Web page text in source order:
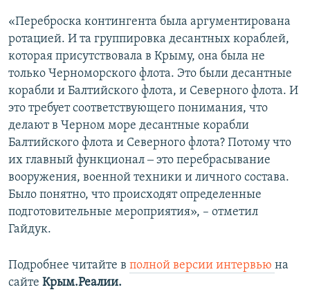
«Переброска контингента была аргументирована
ротацией. И та группировка десантных кораблей,
которая присутствовала в Крыму, она была не
только Черноморского флота. Это были десантные
корабли и Балтийского флота, и Северного флота. И
это требует соответствующего понимания, что
делают в Черном море десантные корабли
Балтийского флота и Северного флота? Потому что
их главный функционал ‒ это перебрасывание
вооружения, военной техники и личного состава.
Было понятно, что происходят определенные
подготовительные мероприятия», – отметил
Гайдук.
Подробнее читайте в полной версии интервью на
сайте Крым.Реалии.